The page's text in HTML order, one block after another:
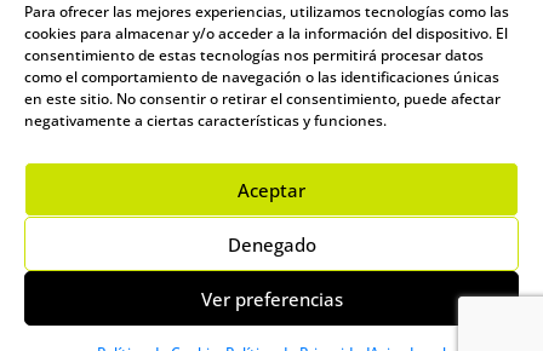
Para ofrecer las mejores experiencias, utilizamos tecnologías como las
cookies para almacenar y/o acceder a la información del dispositivo. El
consentimiento de estas tecnologías nos permitirá procesar datos
como el comportamiento de navegación o las identificaciones únicas
en este sitio. No consentir o retirar el consentimiento, puede afectar
negativamente a ciertas características y funciones.
Aceptar
Denegado
Ver preferencias
CONTACTO
Av. Virgen del Val, 51
Alcalá de Henares,
info@academiacartablanca.es